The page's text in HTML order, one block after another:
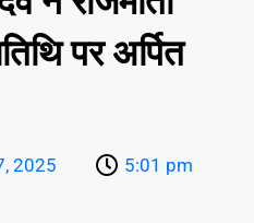
पर अर्पित
2025 5:01 pm